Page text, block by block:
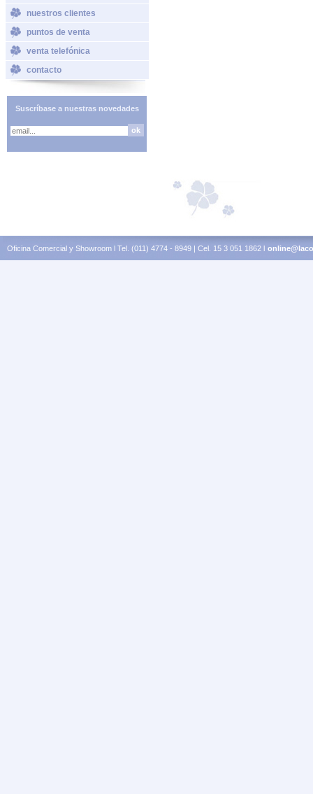
nuestros clientes
puntos de venta
venta telefónica
contacto
Suscríbase a nuestras novedades
Oficina Comercial y Showroom l Tel. (011) 4774 - 8949 | Cel. 15 3 051 1862 l